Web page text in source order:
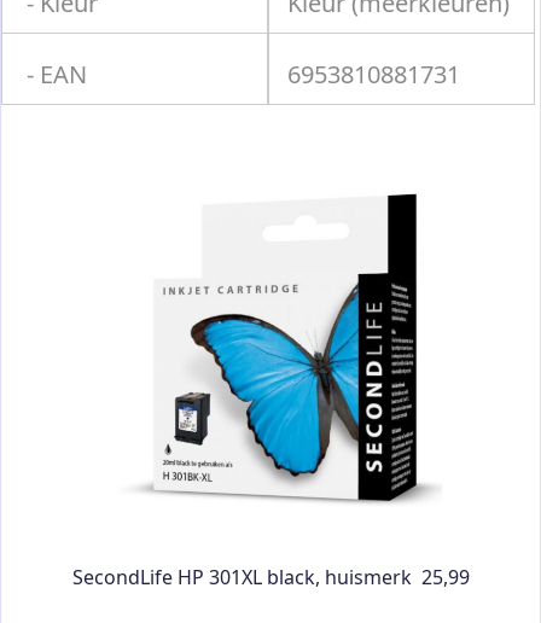
- EAN 6953810881731
SecondLife HP 301XL black, huismerk 25,99